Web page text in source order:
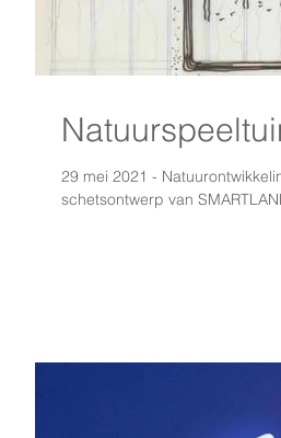
29 mei 2021 -
schetsontwerp van